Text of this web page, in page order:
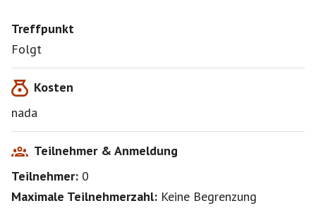
Treffpunkt
Folgt
Kosten
nada
Teilnehmer & Anmeldung
Teilnehmer: 0
Maximale Teilnehmerzahl: Keine Begrenzung